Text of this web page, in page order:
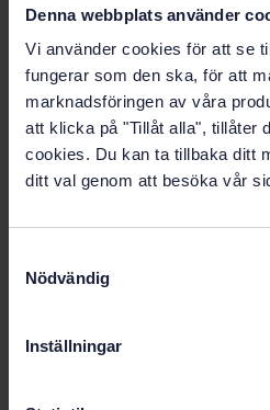
Denna webbplats använder
Vi använder cookies för att se
fungerar som den ska, för att
marknadsföringen av våra
att klicka på "Tillåt alla", tillåter
cookies. Du kan ta tillbaka ditt
ditt val genom att besöka vår
Nödvändig
Inställningar
SVENSK STANDARD· SS-ISO
Hantering av språkliga
annoteringsformat (MAF) –
24611-1:2025, IDT)
Prenumerera